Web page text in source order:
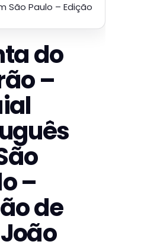
São Paulo – Edição
do
–
–
de